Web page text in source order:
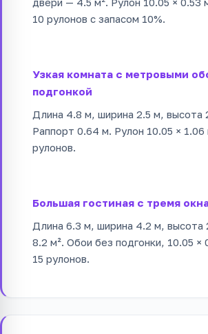
10 рулонов с запасом 10%.
Узкая комната с метровыми
подгонкой
Длина 4.8 м, ширина 2.5 м, высота
Раппорт 0.64 м. Рулон 10.05 ×
рулонов.
Большая гостиная с тремя
Длина 6.3 м, ширина 4.2 м,
8.2 м². Обои без подгонки, 10.05 ×
15 рулонов.